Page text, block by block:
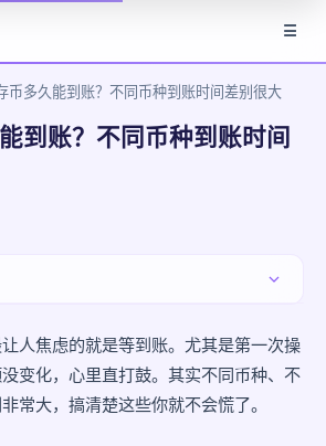
☰
币多久能到账？不同币种到账时间差别很大
到账？不同币种到账时间
参考
人焦虑的就是等到账。尤其是第一次操
变化，心里直打鼓。其实不同币种、不
常大，搞清楚这些你就不会慌了。